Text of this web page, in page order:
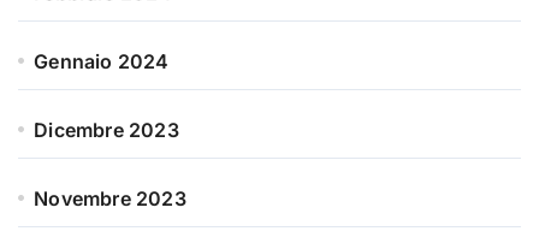
Gennaio 2024
Dicembre 2023
Novembre 2023